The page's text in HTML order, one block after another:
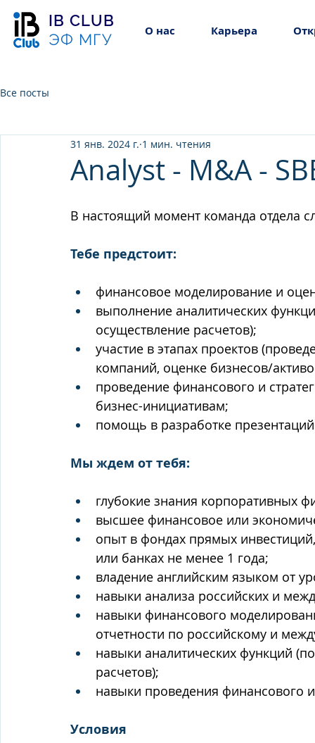
IB CLUB
ЭФ МГУ
О нас Карьера
Все посты
Analyst - M&A -
31 янв. 2024 г. 1 мин. чтения
В настоящий момент команда отдела
Тебе предстоит:
финансовое моделирование и
выполнение аналитических
осуществление расчетов);
участие в этапах проектов
компаний, оценке бизнесов/
проведение финансового и
бизнес-инициативам;
помощь в разработке
Мы ждем от тебя:
глубокие знания корпоративных
высшее финансовое или
опыт в фондах прямых
или банках не менее 1 года;
владение английским языком от
навыки анализа российских и
навыки финансового
отчетности по российскому и
навыки аналитических функций
расчетов);
навыки проведения финансового
Условия